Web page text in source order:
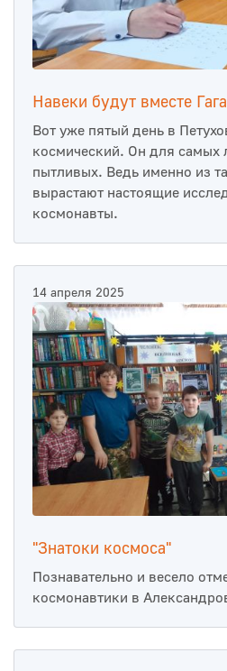
Навеки будут вместе
Вот уже пятый день в
космический. Он для самых
пытливых. Ведь именно из
вырастают настоящие
космонавты.
14 апреля 2025
"Знатоки космоса"
Познавательно и весело
космонавтики в